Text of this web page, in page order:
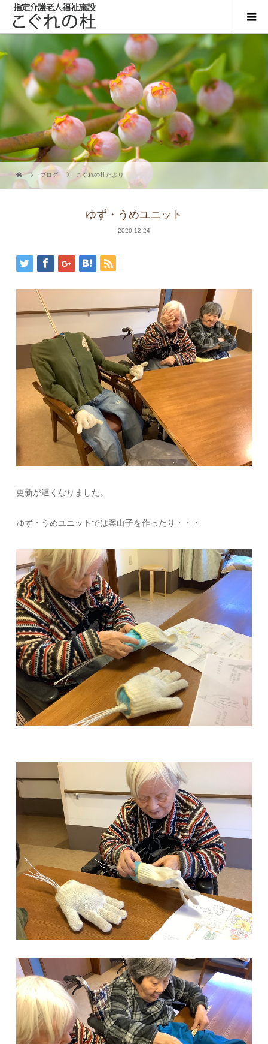
ブログ こぐれの杜だより
ゆず・うめユニット
2020.12.24
更新が遅くなりました。
ゆず・うめユニットでは案山子を作ったり・・・